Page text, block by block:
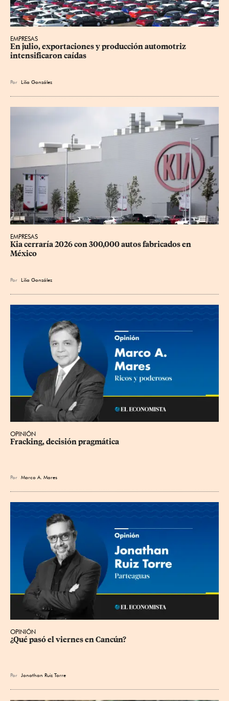
EMPRESAS
En julio, exportaciones y producción automotriz
intensificaron caídas
Por Lilia González
EMPRESAS
Kia cerraría 2026 con 300,000 autos fabricados en
México
Por Lilia González
OPINIÓN
Fracking, decisión pragmática
Por Marco A. Mares
OPINIÓN
¿Qué pasó el viernes en Cancún?
Por Jonathan Ruiz Torre